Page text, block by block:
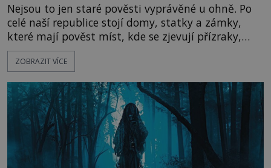
Nejsou to jen staré pověsti vyprávěné u ohně. Po
celé naší republice stojí domy, statky a zámky,
které mají pověst míst, kde se zjevují přízraky,
ozývají nevysvětlitelné zvuky nebo se dějí podivné
jevy. Zatímco historici většinou hledají racionální
lokality vykazují nápadně podobná svědectví po
celé generace. A právě tato opakující se svědectví
ZOBRAZIT VÍCE